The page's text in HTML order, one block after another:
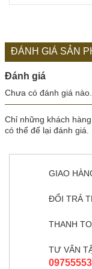
ĐÁNH GIÁ SẢN
Đánh giá
Chưa có đánh giá nào.
Chỉ những khách
có thể để lại đánh giá.
GIAO
ĐỔI TRẢ
THANH
TƯ VẤN